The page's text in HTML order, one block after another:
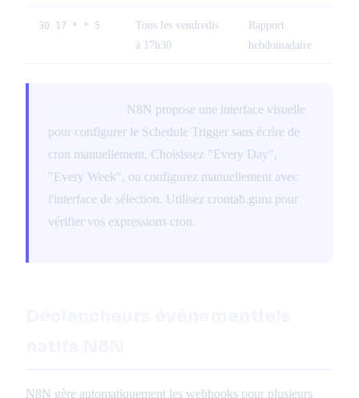
30 17 * * 5
Tous les vendredis
à 17h30
Rapport
hebdomadaire
N8N propose une interface visuelle
pour configurer le Schedule Trigger sans écrire de
cron manuellement. Choisissez "Every Day",
"Every Week", ou configurez manuellement avec
l'interface de sélection. Utilisez crontab.guru pour
vérifier vos expressions cron.
N8N gère automatiquement les webhooks pour plusieurs